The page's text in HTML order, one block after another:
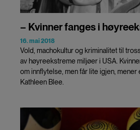
– Kvinner fanges i
16. mai 2018
Vold, machokultur og kriminalitet til
av høyreekstreme miljøer i USA.
om innflytelse, men får lite igjen,
Kathleen Blee.